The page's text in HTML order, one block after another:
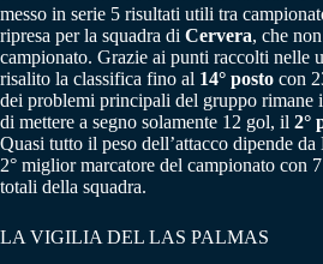
messo in serie 5 risultati utili tra
ripresa per la squadra di Cervera, che
campionato. Grazie ai punti raccolti nelle
risalito la classifica fino al 14° posto con
dei problemi principali del gruppo rimane
di mettere a segno solamente 12 gol, il 2°
Quasi tutto il peso dell’attacco dipende da
2° miglior marcatore del campionato con
totali della squadra.
LA VIGILIA DEL LAS PALMAS